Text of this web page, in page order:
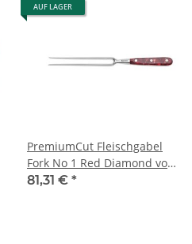
AUF LAGER
PremiumCut Fleischgabel
Fork No 1 Red Diamond von
Giesser
81,31 € *